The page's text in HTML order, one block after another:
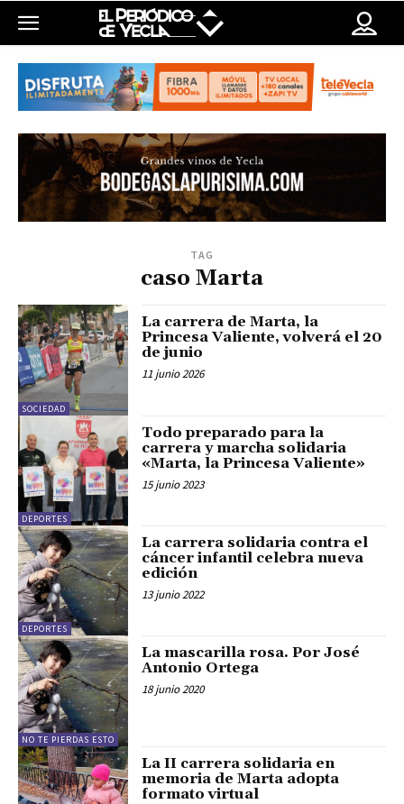
TAG
caso Marta
SOCIEDAD
La carrera de Marta, la
Princesa Valiente, volverá el 20
de junio
11 junio 2026
DEPORTES
Todo preparado para la
carrera y marcha solidaria
«Marta, la Princesa Valiente»
15 junio 2023
DEPORTES
La carrera solidaria contra el
cáncer infantil celebra nueva
edición
13 junio 2022
NO TE PIERDAS ESTO
La mascarilla rosa. Por José
Antonio Ortega
18 junio 2020
La II carrera solidaria en
memoria de Marta adopta
formato virtual